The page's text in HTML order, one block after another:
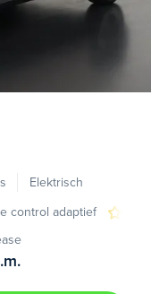
Elektrisch
control adaptief